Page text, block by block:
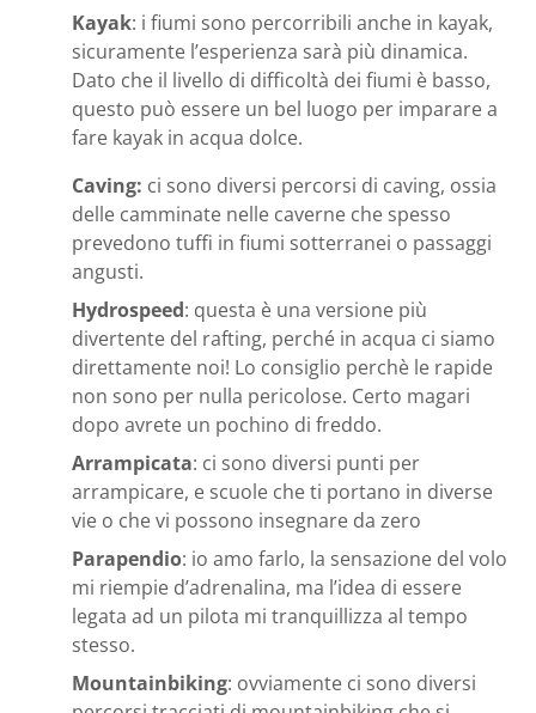
Kayak: i fiumi sono percorribili anche in kayak,
sicuramente l’esperienza sarà più dinamica.
Dato che il livello di difficoltà dei fiumi è basso,
questo può essere un bel luogo per imparare a
fare kayak in acqua dolce.
Caving: ci sono diversi percorsi di caving, ossia
delle camminate nelle caverne che spesso
prevedono tuffi in fiumi sotterranei o passaggi
angusti.
Hydrospeed: questa è una versione più
divertente del rafting, perché in acqua ci siamo
direttamente noi! Lo consiglio perchè le rapide
non sono per nulla pericolose. Certo magari
dopo avrete un pochino di freddo.
Arrampicata: ci sono diversi punti per
arrampicare, e scuole che ti portano in diverse
vie o che vi possono insegnare da zero
Parapendio: io amo farlo, la sensazione del volo
mi riempie d’adrenalina, ma l’idea di essere
legata ad un pilota mi tranquillizza al tempo
stesso.
Mountainbiking: ovviamente ci sono diversi